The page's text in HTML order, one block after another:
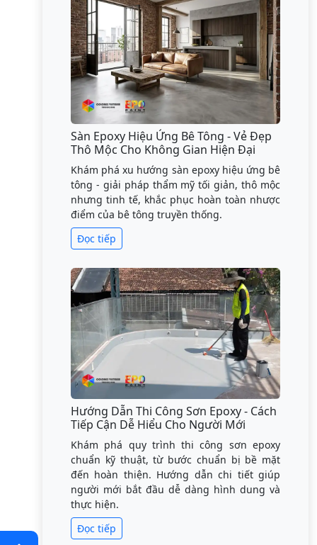
Sàn Epoxy Hiệu Ứng Bê Tông - Vẻ Đẹp
Thô Mộc Cho Không Gian Hiện Đại
Khám phá xu hướng sàn epoxy hiệu ứng bê
tông - giải pháp thẩm mỹ tối giản, thô mộc
nhưng tinh tế, khắc phục hoàn toàn nhược
điểm của bê tông truyền thống.
Đọc tiếp
Hướng Dẫn Thi Công Sơn Epoxy - Cách
Tiếp Cận Dễ Hiểu Cho Người Mới
Khám phá quy trình thi công sơn epoxy
chuẩn kỹ thuật, từ bước chuẩn bị bề mặt
đến hoàn thiện. Hướng dẫn chi tiết giúp
người mới bắt đầu dễ dàng hình dung và
thực hiện.
Đọc tiếp